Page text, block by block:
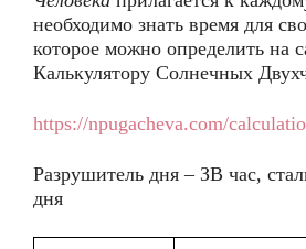
необходимо знать время для
которое можно определить на
Калькулятору Солнечных
https://npugacheva.com/
Разрушитель дня – ЗВ час,
дня